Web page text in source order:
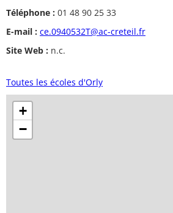
Téléphone : 01 48 90 25 33
E-mail : ce.0940532T@ac-creteil.fr
Site Web : n.c.
Toutes les écoles d'Orly
+
−